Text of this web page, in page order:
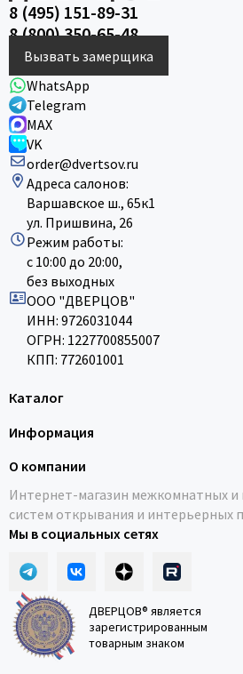
8 (495) 151-89-31
8 (800) 350-65-48
Вызвать замерщика
WhatsApp
Telegram
MAX
VK
order@dvertsov.ru
Адреса салонов:
Варшавское ш., 65к1
ул. Пришвина, 26
Режим работы:
с 10:00 до 20:00,
без выходных
ООО "ДВЕРЦОВ"
ИНН: 9726031044
ОГРН: 1227700855007
КПП: 772601001
Каталог
Информация
О компании
Интернет-магазин межкомнатных и
систем открывания и интерьерных
Мы в социальных сетях
ДВЕРЦОВ® является
зарегистрированным
товарным знаком